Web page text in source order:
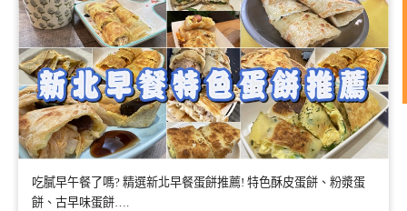
吃膩早午餐了嗎? 精選新北早餐蛋餅推薦! 特色酥皮蛋餅、粉漿蛋
餅、古早味蛋餅….